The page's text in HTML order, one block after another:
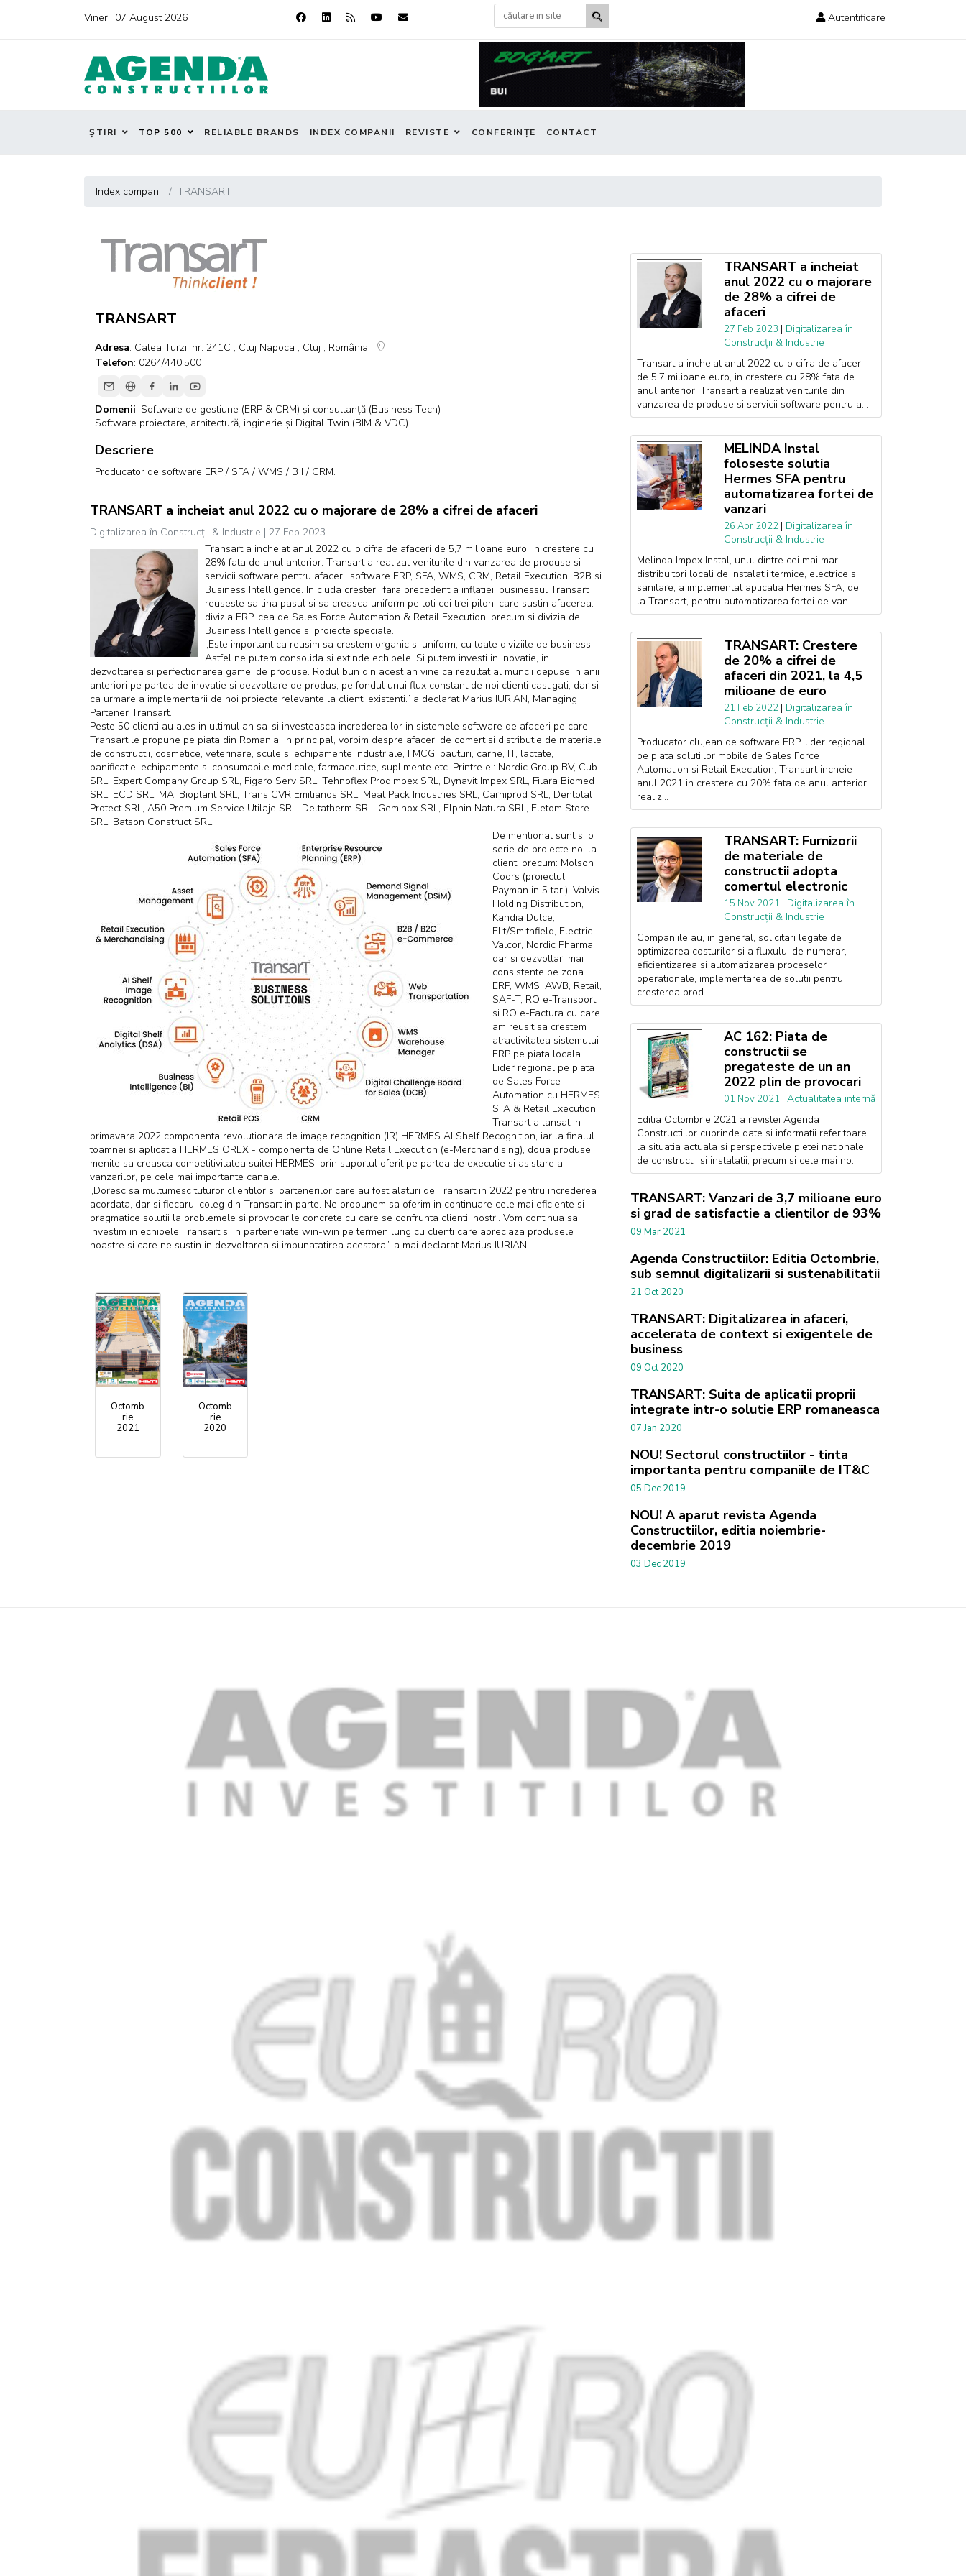
Vineri, 07 August 2026 Autentificare
ȘTIRI TOP 500 RELIABLE BRANDS INDEX COMPANII REVISTE CONFERINȚE CONTACT
Index companii TRANSART
TRANSART
Adresa: Calea Turzii nr. 241C , Cluj Napoca , Cluj , România
Telefon: 0264/440.500
Domenii: Software de gestiune (ERP & CRM) și consultanță (Business Tech)
Software proiectare, arhitectură, inginerie și Digital Twin (BIM & VDC)
Descriere
Producator de software ERP / SFA / WMS / B I / CRM.
TRANSART a incheiat anul 2022 cu o majorare de 28% a cifrei de afaceri
Digitalizarea în Construcții & Industrie | 27 Feb 2023
Transart a incheiat anul 2022 cu o cifra de afaceri de 5,7 milioane euro, in crestere cu
28% fata de anul anterior. Transart a realizat veniturile din vanzarea de produse si
servicii software pentru afaceri, software ERP, SFA, WMS, CRM, Retail Execution, B2B si
Business Intelligence. In ciuda cresterii fara precedent a inflatiei, businessul Transart
reuseste sa tina pasul si sa creasca uniform pe toti cei trei piloni care sustin afacerea:
divizia ERP, cea de Sales Force Automation & Retail Execution, precum si divizia de
Business Intelligence si proiecte speciale.
„Este important ca reusim sa crestem organic si uniform, cu toate diviziile de business.
Astfel ne putem consolida si extinde echipele. Si putem investi in inovatie, in
dezvoltarea si perfectionarea gamei de produse. Rodul bun din acest an vine ca rezultat al muncii depuse in anii
anteriori pe partea de inovatie si dezvoltare de produs, pe fondul unui flux constant de noi clienti castigati, dar si
ca urmare a implementarii de noi proiecte relevante la clienti existenti.” a declarat Marius IURIAN, Managing
Partener Transart.
Peste 50 clienti au ales in ultimul an sa-si investeasca increderea lor in sistemele software de afaceri pe care
Transart le propune pe piata din Romania. In principal, vorbim despre afaceri de comert si distributie de materiale
de constructii, cosmetice, veterinare, scule si echipamente industriale, FMCG, bauturi, carne, IT, lactate,
panificatie, echipamente si consumabile medicale, farmaceutice, suplimente etc. Printre ei: Nordic Group BV, Cub
SRL, Expert Company Group SRL, Figaro Serv SRL, Tehnoflex Prodimpex SRL, Dynavit Impex SRL, Filara Biomed
SRL, ECD SRL, MAI Bioplant SRL, Trans CVR Emilianos SRL, Meat Pack Industries SRL, Carniprod SRL, Dentotal
Protect SRL, A50 Premium Service Utilaje SRL, Deltatherm SRL, Geminox SRL, Elphin Natura SRL, Eletom Store
SRL, Batson Construct SRL.
De mentionat sunt si o
serie de proiecte noi la
clienti precum: Molson
Coors (proiectul
Payman in 5 tari), Valvis
Holding Distribution,
Kandia Dulce,
Elit/Smithfield, Electric
Valcor, Nordic Pharma,
dar si dezvoltari mai
consistente pe zona
ERP, WMS, AWB, Retail,
SAF-T, RO e-Transport
si RO e-Factura cu care
am reusit sa crestem
atractivitatea sistemului
ERP pe piata locala.
Lider regional pe piata
de Sales Force
Automation cu HERMES
SFA & Retail Execution,
Transart a lansat in
primavara 2022 componenta revolutionara de image recognition (IR) HERMES AI Shelf Recognition, iar la finalul
toamnei si aplicatia HERMES OREX - componenta de Online Retail Execution (e-Merchandising), doua produse
menite sa creasca competitivitatea suitei HERMES, prin suportul oferit pe partea de executie si asistare a
vanzarilor, pe cele mai importante canale.
„Doresc sa multumesc tuturor clientilor si partenerilor care au fost alaturi de Transart in 2022 pentru increderea
acordata, dar si fiecarui coleg din Transart in parte. Ne propunem sa oferim in continuare cele mai eficiente si
pragmatice solutii la problemele si provocarile concrete cu care se confrunta clientii nostri. Vom continua sa
investim in echipele Transart si in parteneriate win-win pe termen lung cu clienti care apreciaza produsele
noastre si care ne sustin in dezvoltarea si imbunatatirea acestora.” a mai declarat Marius IURIAN.
Octomb
rie
2021
Octomb
rie
2020
TRANSART a incheiat
anul 2022 cu o majorare
de 28% a cifrei de
afaceri
27 Feb 2023 | Digitalizarea în
Construcții & Industrie
Transart a incheiat anul 2022 cu o cifra de afaceri
de 5,7 milioane euro, in crestere cu 28% fata de
anul anterior. Transart a realizat veniturile din
vanzarea de produse si servicii software pentru a...
MELINDA Instal
foloseste solutia
Hermes SFA pentru
automatizarea fortei de
vanzari
26 Apr 2022 | Digitalizarea în
Construcții & Industrie
Melinda Impex Instal, unul dintre cei mai mari
distribuitori locali de instalatii termice, electrice si
sanitare, a implementat aplicatia Hermes SFA, de
la Transart, pentru automatizarea fortei de van...
TRANSART: Crestere
de 20% a cifrei de
afaceri din 2021, la 4,5
milioane de euro
21 Feb 2022 | Digitalizarea în
Construcții & Industrie
Producator clujean de software ERP, lider regional
pe piata solutiilor mobile de Sales Force
Automation si Retail Execution, Transart incheie
anul 2021 in crestere cu 20% fata de anul anterior,
realiz...
TRANSART: Furnizorii
de materiale de
constructii adopta
comertul electronic
15 Nov 2021 | Digitalizarea în
Construcții & Industrie
Companiile au, in general, solicitari legate de
optimizarea costurilor si a fluxului de numerar,
eficientizarea si automatizarea proceselor
operationale, implementarea de solutii pentru
cresterea prod...
AC 162: Piata de
constructii se
pregateste de un an
2022 plin de provocari
01 Nov 2021 | Actualitatea internă
Editia Octombrie 2021 a revistei Agenda
Constructiilor cuprinde date si informatii referitoare
la situatia actuala si perspectivele pietei nationale
de constructii si instalatii, precum si cele mai no...
TRANSART: Vanzari de 3,7 milioane euro
si grad de satisfactie a clientilor de 93%
09 Mar 2021
Agenda Constructiilor: Editia Octombrie,
sub semnul digitalizarii si sustenabilitatii
21 Oct 2020
TRANSART: Digitalizarea in afaceri,
accelerata de context si exigentele de
business
09 Oct 2020
TRANSART: Suita de aplicatii proprii
integrate intr-o solutie ERP romaneasca
07 Jan 2020
NOU! Sectorul constructiilor - tinta
importanta pentru companiile de IT&C
05 Dec 2019
NOU! A aparut revista Agenda
Constructiilor, editia noiembrie-
decembrie 2019
03 Dec 2019